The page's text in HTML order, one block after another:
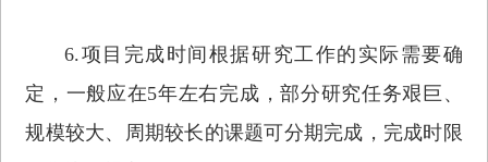
6.项目完成时间根据研究工作的实际需要确
定，一般应在5年左右完成，部分研究任务艰巨、
规模较大、周期较长的课题可分期完成，完成时限